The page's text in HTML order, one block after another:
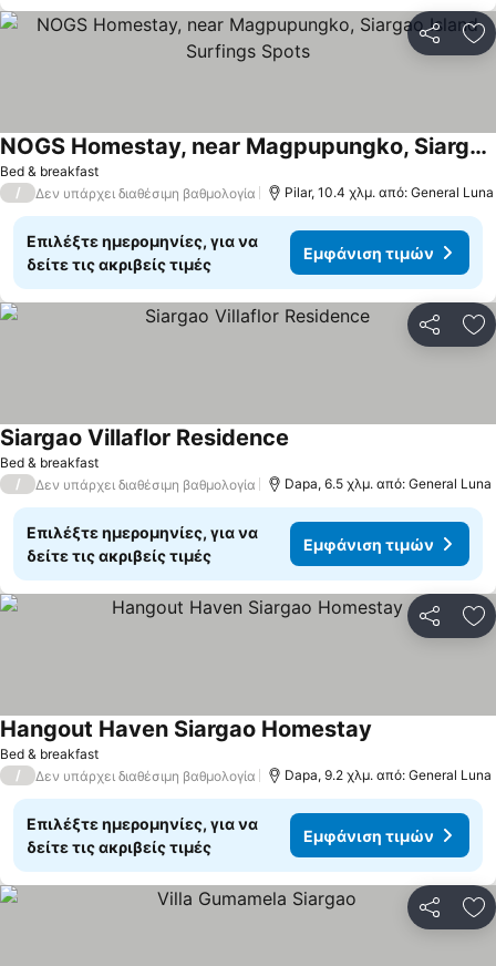
Bed & breakfast
NOGS Homestay, near Magpupungko, Siargao Island Surfings Spots
Εμφάνιση τιμών
/ Δεν υπάρχει διαθέσιμη βαθμολογία Pilar, 10.4 χλμ. από: General Luna
Επιλέξτε ημερομηνίες, για να
δείτε τις ακριβείς τιμές
Εμφάνιση τιμών
Bed & breakfast
Siargao Villaflor Residence
/ Δεν υπάρχει διαθέσιμη βαθμολογία Dapa, 6.5 χλμ. από: General Luna
Επιλέξτε ημερομηνίες, για να
δείτε τις ακριβείς τιμές
Εμφάνιση τιμών
Bed & breakfast
Hangout Haven Siargao Homestay
/ Δεν υπάρχει διαθέσιμη βαθμολογία Dapa, 9.2 χλμ. από: General Luna
Επιλέξτε ημερομηνίες, για να
δείτε τις ακριβείς τιμές
Εμφάνιση τιμών